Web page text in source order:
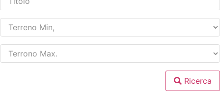
Ricerca